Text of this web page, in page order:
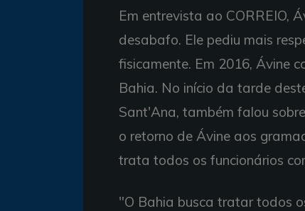
Em entrevista ao CORREIO,
desabafo. Ele pediu mais
fisicamente. Em 2016, Ávine
Bahia. No início da tarde
Sant'Ana, também falou
o retorno de Ávine aos
trata todos os funcionários
"O Bahia busca tratar todos